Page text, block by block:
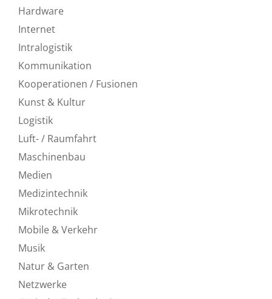
Hardware
Internet
Intralogistik
Kommunikation
Kooperationen / Fusionen
Kunst & Kultur
Logistik
Luft- / Raumfahrt
Maschinenbau
Medien
Medizintechnik
Mikrotechnik
Mobile & Verkehr
Musik
Natur & Garten
Netzwerke